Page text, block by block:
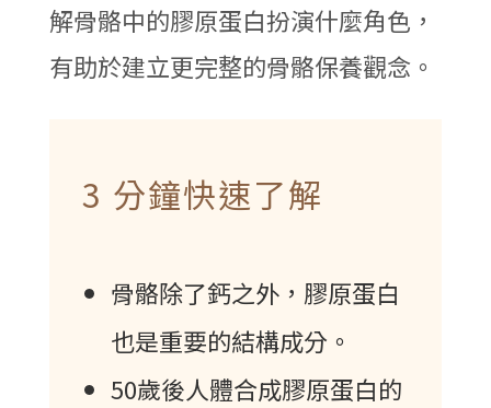
解骨骼中的膠原蛋白扮演什麼角色，
有助於建立更完整的骨骼保養觀念。
3 分鐘快速了解
骨骼除了鈣之外，膠原蛋白
也是重要的結構成分。
50歲後人體合成膠原蛋白的